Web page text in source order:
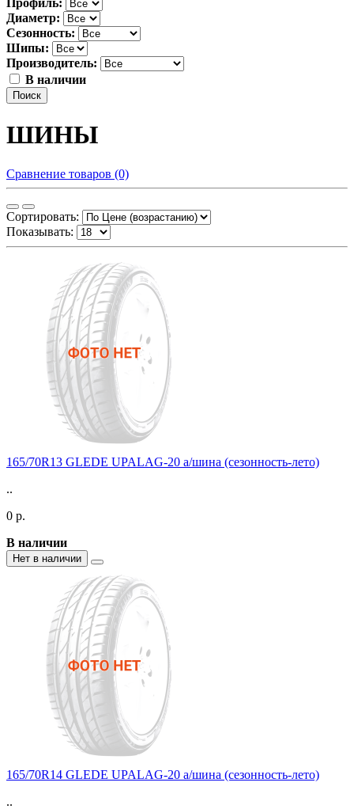
Профиль:
Диаметр:
Сезонность:
Шипы:
Производитель:
В наличии
Поиск
ШИНЫ
Сравнение товаров (0)
Сортировать:
Показывать:
165/70R13 GLEDE UPALAG-20 а/шина (сезонность-лето)
..
0 р.
В наличии
Нет в наличии
165/70R14 GLEDE UPALAG-20 а/шина (сезонность-лето)
..